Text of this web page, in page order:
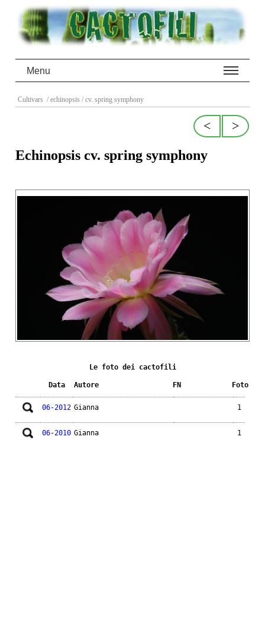
Menu
Cultivars / echinopsis / cv. spring symphony
>
<
Echinopsis cv. spring symphony
Le foto dei cactofili
Data Autore FN Foto
06-2012 Gianna 1
06-2010 Gianna 1